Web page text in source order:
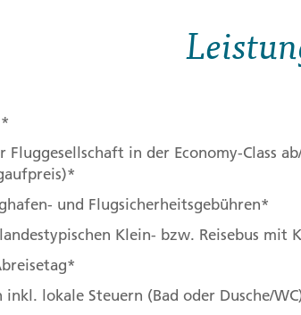
in der Economy-Class
und Flugsicherheitsgebühren*
Klein- bzw. Reisebus mit
lokale Steuern (Bad oder Dusche/